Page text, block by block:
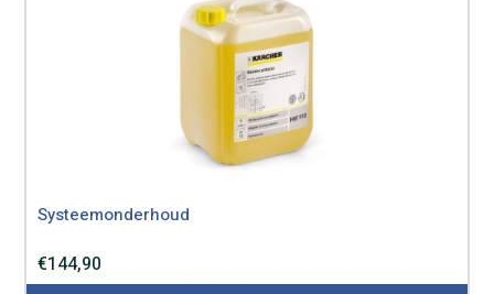
Systeemonderhoud
€144,90